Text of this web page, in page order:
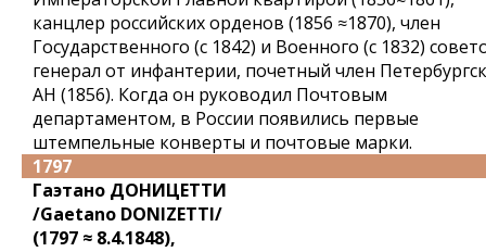
канцлер российских орденов (1856 ≈1870), член
Государственного (с 1842) и Военного (с 1832)
генерал от инфантерии, почетный член
АН (1856). Когда он руководил Почтовым
департаментом, в России появились первые
штемпельные конверты и почтовые марки.
1797
Гаэтано ДОНИЦЕТТИ
/Gaetano DONIZETTI/
(1797 ≈ 8.4.1848),